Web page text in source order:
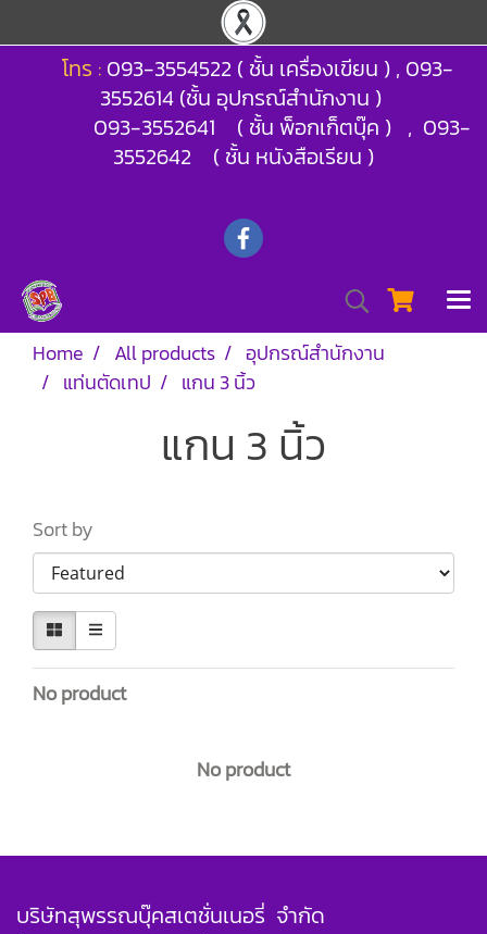
โทร : 093-3554522 ( ชั้น เครื่องเขียน ) , 093-
3552614 (ชั้น อุปกรณ์สำนักงาน )
093-3552641 ( ชั้น พ็อกเก็ตบุ๊ค ) , 093-
3552642 ( ชั้น หนังสือเรียน )
Home All products
อุปกรณ์สำนักงาน
แท่นตัดเทป
แกน 3 นิ้ว
แกน 3 นิ้ว
Sort by
No product
No product
บริษัทสุพรรณบุ๊คสเตชั่นเนอรี่ จำกัด